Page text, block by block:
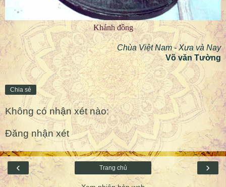
Khánh đồng
Chùa Việt Nam - Xưa và Nay
Võ văn Tường
Chia sẻ
Không có nhận xét nào:
Đăng nhận xét
‹ ›
Trang chủ